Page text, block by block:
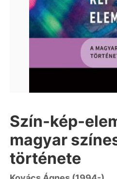
Szín-kép-
magyar
története